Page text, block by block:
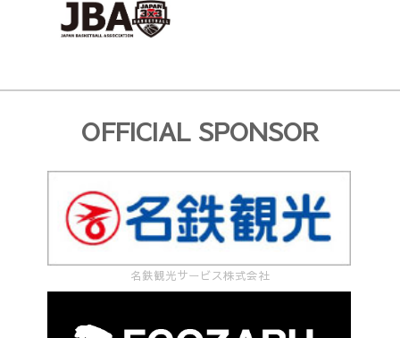
OFFICIAL SPONSOR
名鉄観光サービス株式会社